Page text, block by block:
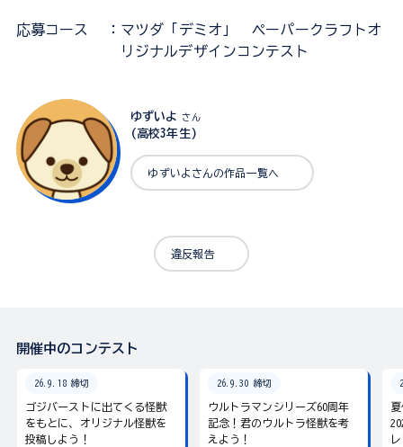
応募コース
：マツダ「デミオ」 ペーパークラフトオ
リジナルデザインコンテスト
ゆずいよ さん
(高校3年生)
ゆずいよさんの作品一覧へ
違反報告
開催中のコンテスト
26.9.18 締切
ゴジバーストに出てくる怪獣
をもとに、オリジナル怪獣を
投稿しよう！
26.9.30 締切
ウルトラマンシリーズ60周年
記念！君のウルトラ怪獣を考
えよう！